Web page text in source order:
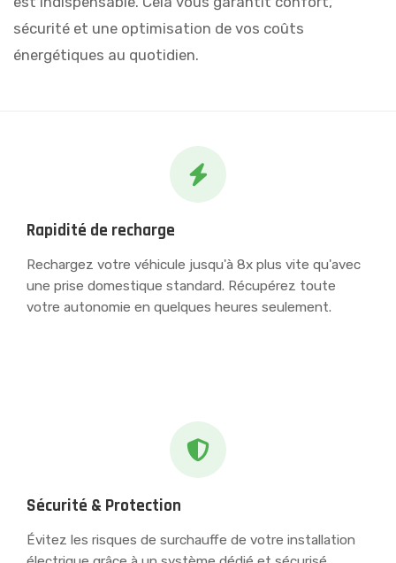
sécurité et une optimisation de vos coûts
énergétiques au quotidien.
Rapidité de recharge
Rechargez votre véhicule jusqu'à 8x plus vite qu'avec
une prise domestique standard. Récupérez toute
votre autonomie en quelques heures seulement.
Sécurité & Protection
Évitez les risques de surchauffe de votre installation